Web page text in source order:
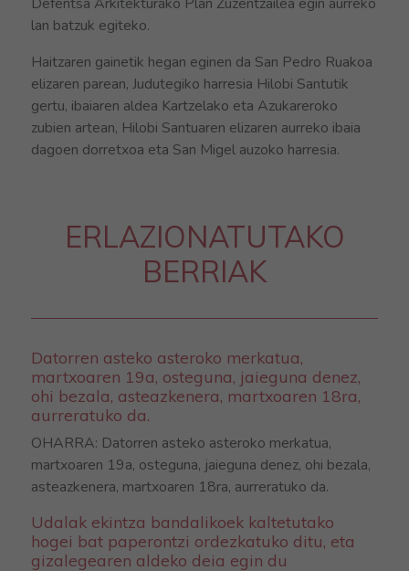
lan batzuk egiteko.
Haitzaren gainetik hegan eginen da San Pedro Ruakoa
elizaren parean, Judutegiko harresia Hilobi Santutik
gertu, ibaiaren aldea Kartzelako eta Azukareroko
zubien artean, Hilobi Santuaren elizaren aurreko ibaia
dagoen dorretxoa eta San Migel auzoko harresia.
ERLAZIONATUTAKO
BERRIAK
Datorren asteko asteroko merkatua,
martxoaren 19a, osteguna, jaieguna denez,
ohi bezala, asteazkenera, martxoaren 18ra,
aurreratuko da.
OHARRA: Datorren asteko asteroko merkatua,
martxoaren 19a, osteguna, jaieguna denez, ohi bezala,
asteazkenera, martxoaren 18ra, aurreratuko da.
Udalak ekintza bandalikoek kaltetutako
hogei bat paperontzi ordezkatuko ditu, eta
gizalegearen aldeko deia egin du